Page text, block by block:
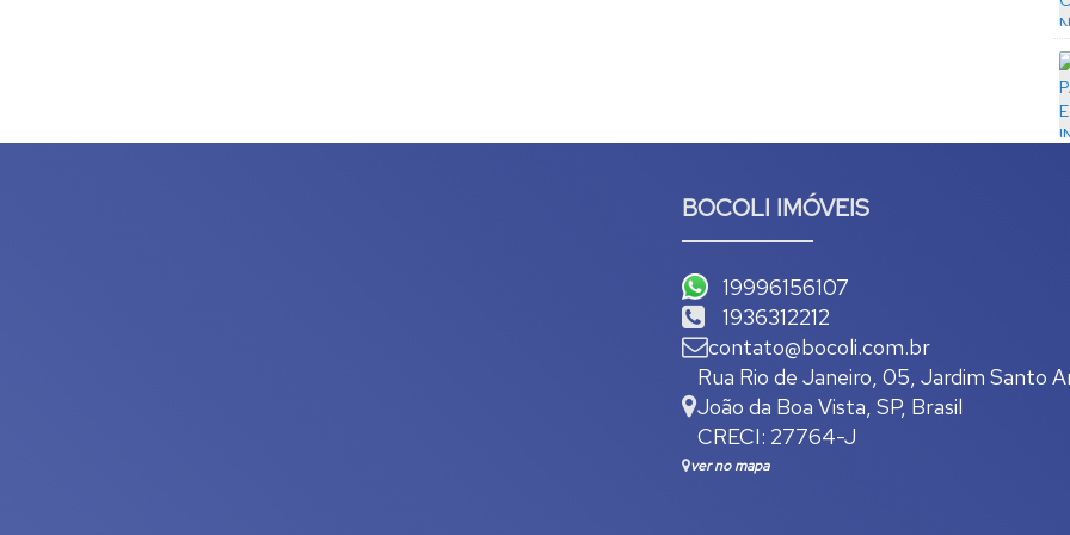
BOCOLI IMÓVEIS
19996156107
1936312212
contato@bocoli.com.br
Rua Rio de Janeiro 05 Jardim Santo
João da Boa Vista SP, Brasil
CRECI: 27764-J
ver no mapa